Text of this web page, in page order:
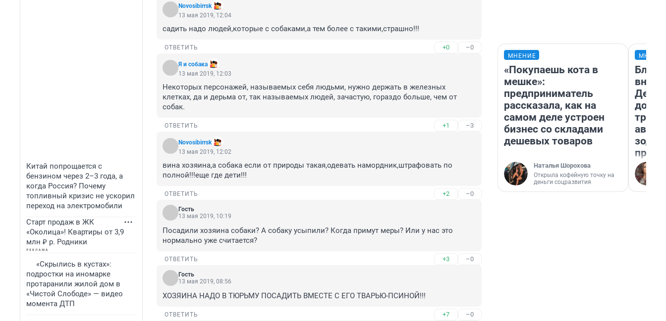
Китай попрощается с
бензином через 2–3 года, а
когда Россия? Почему
топливный кризис не ускорил
переход на электромобили
Старт продаж в ЖК
«Околица»! Квартиры от 3,9
млн ₽ р. Родники
«Скрылись в кустах»:
подростки на иномарке
протаранили жилой дом в
«Чистой Слободе» — видео
момента ДТП
Novosibirrsk
13 мая 2019, 12:04
садить надо людей,которые с собаками,а тем более с такими,страшно!!!
ОТВЕТИТЬ +0 –0
Я и собака
13 мая 2019, 12:03
Некоторых персонажей, называемых себя людьми, нужно держать в железных
клетках, да и дерьма от, так называемых людей, зачастую, гораздо больше, чем от
собак.
ОТВЕТИТЬ +1 –3
Novosibirrsk
13 мая 2019, 12:02
вина хозяина,а собака если от природы такая,одевать намордник,штрафовать по
полной!!!еще где дети!!!
ОТВЕТИТЬ +2 –0
Гость
13 мая 2019, 10:19
Посадили хозяина собаки? А собаку усыпили? Когда примут меры? Или у нас это
нормально уже считается?
ОТВЕТИТЬ +3 –0
Гость
13 мая 2019, 08:56
ХОЗЯИНА НАДО В ТЮРЬМУ ПОСАДИТЬ ВМЕСТЕ С ЕГО ТВАРЬЮ-ПСИНОЙ!!!
ОТВЕТИТЬ +7 –0
МНЕНИЕ
«Покупаешь кота в
мешке»:
предприниматель
рассказала, как на
самом деле устроен
бизнес со складами
дешевых товаров
Наталья Шорохова
Открыла кофейную точку на
деньги соцразвития